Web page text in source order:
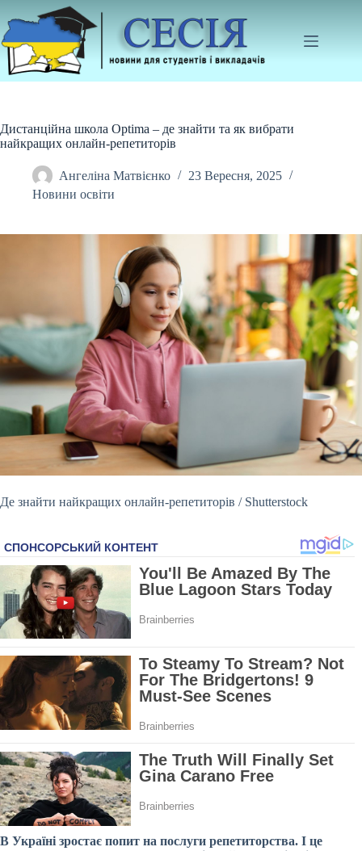
до
вмісту
Дистанційна школа Optima – де знайти та як вибрати
найкращих онлайн-репетиторів
Ангеліна Матвієнко
23 Вересня, 2025
Новини освіти
Де знайти найкращих онлайн-репетиторів / Shutterstock
В Україні зростає попит на послуги репетиторства. І це